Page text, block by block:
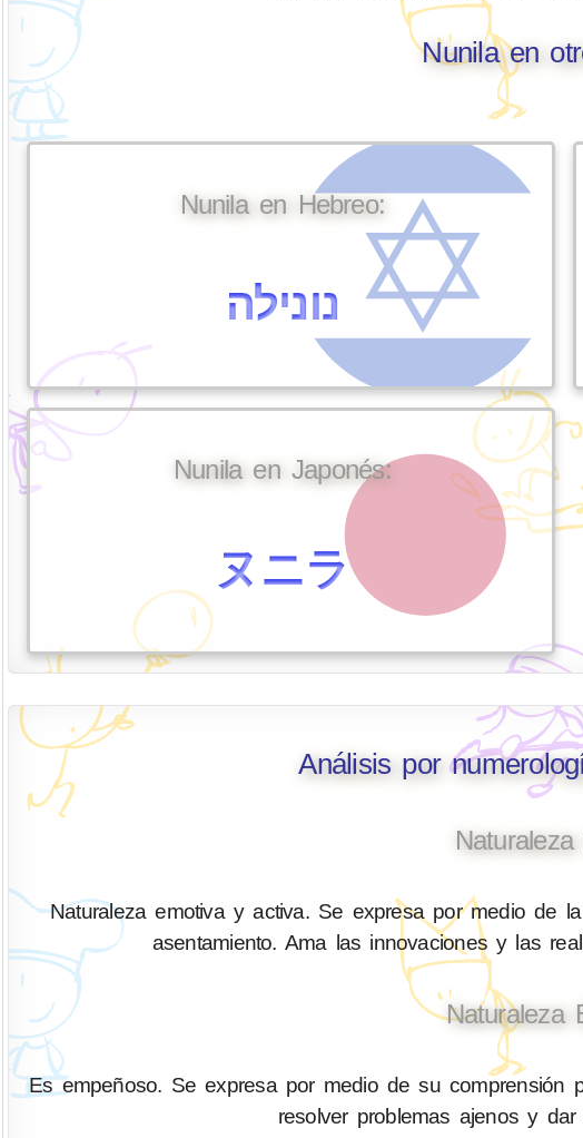
Nunila en
Nunila en Hebreo:
נונילה
Nunila en Japonés:
ヌニラ
Análisis por
Naturaleza emotiva y activa. Se expresa por medio de
asentamiento. Ama las innovaciones y las
Naturaleza
Es empeñoso. Se expresa por medio de su comprensión
resolver problemas ajenos y